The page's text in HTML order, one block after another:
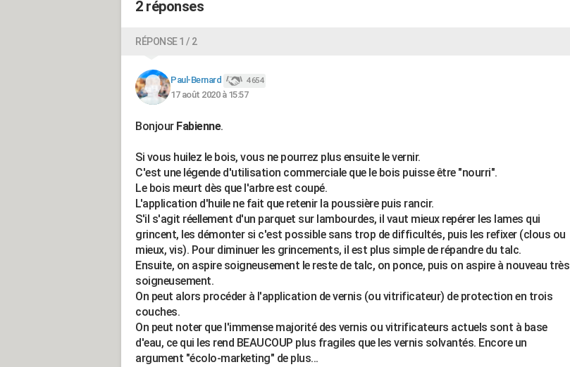
2 réponses
RÉPONSE 1 / 2
Paul-Bernard 4 654
17 août 2020 à 15:57
BonjourFabienne.
Si vous huilez le bois, vous ne pourrez plus ensuite le vernir.
C'est une légende d'utilisation commerciale que le bois puisse être "nourri".
Le bois meurt dès que l'arbre est coupé.
L'application d'huile ne fait que retenir la poussière puis rancir.
S'il s'agit réellement d'un parquet sur lambourdes, il vaut mieux repérer les lames qui
grincent, les démonter si c'est possible sans trop de difficultés, puis les refixer (clous ou
mieux, vis). Pour diminuer les grincements, il est plus simple de répandre du talc.
Ensuite, on aspire soigneusement le reste de talc, on ponce, puis on aspire à nouveau très
soigneusement.
On peut alors procéder à l'application de vernis (ou vitrificateur) de protection en trois
couches.
On peut noter que l'immense majorité des vernis ou vitrificateurs actuels sont à base
d'eau, ce qui les rend BEAUCOUP plus fragiles que les vernis solvantés. Encore un
argument "écolo-marketing" de plus...